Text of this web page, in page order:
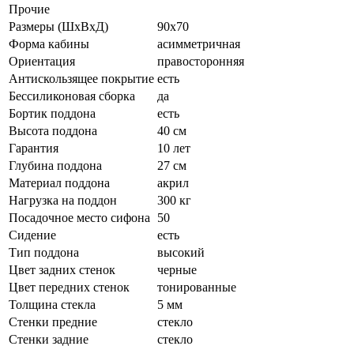
Прочие
Размеры (ШхВхД)
90x70
Форма кабины
асимметричная
Ориентация
правосторонняя
Антискользящее покрытие есть
Беcсиликоновая сборка
да
Бортик поддона
есть
Высота поддона
40 см
Гарантия
10 лет
Глубина поддона
27 см
Материал поддона
акрил
Нагрузка на поддон
300 кг
Посадочное место сифона
50
Сидение
есть
Тип поддона
высокий
Цвет задних стенок
черные
Цвет передних стенок
тонированные
Толщина стекла
5 мм
Стенки предние
стекло
Стенки задние
стекло